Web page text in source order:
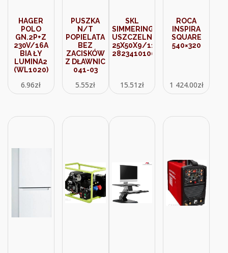
HAGER
POLO
GN.2P+Z
230V/16A
BIA ŁY
LUMINA2
(WL1020)
6.96zł
PUSZKA
N/T
POPIELATA
BEZ
ZACISKÓW
Z DŁAWNIC
041-03
5.55zł
SKL
SIMMERING
USZCZELNIACZ
25X50X9/11
2823410100
15.51 zł
ROCA
INSPIRA
SQUARE
540×320
1 424.00zł